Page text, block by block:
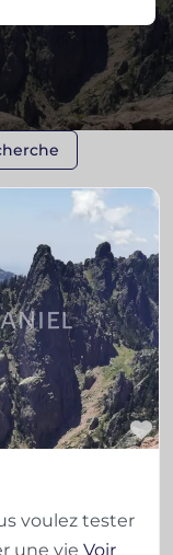
voulez tester
une vie Voir